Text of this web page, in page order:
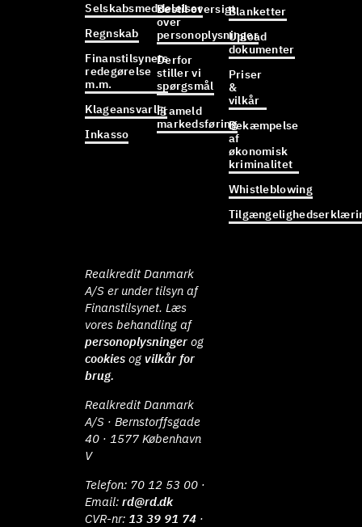
Selskabsmeddelelser
Regnskab
Finanstilsynets
redegørelse
m.m.
Klageansvarlig
Inkasso
Bestil oversigt
over
personoplysninger
Derfor
stiller vi
spørgsmål
Frameld
markedsføring
Blanketter
Upload
dokumenter
Priser
&
vilkår
Bekæmpelse
af
økonomisk
kriminalitet
Whistleblowing
Realkredit Danmark
A/S er under tilsyn af
Finanstilsynet. Læs
vores behandling af
personoplysninger og
cookies ogvilkår for
brug.
Realkredit Danmark
A/S · Bernstorffsgade
40 · 1577 København
V
Telefon: 70 12 53 00 ·
Email:rd@rd.dk
CVR-nr: 13 39 91 74 ·